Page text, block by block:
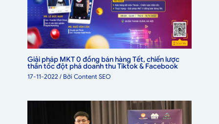
Giải pháp MKT 0 đồng bán hàng Tết, chiến lược
thần tốc đột phá doanh thu Tiktok & Facebook
17-11-2022/ BởiContent SEO